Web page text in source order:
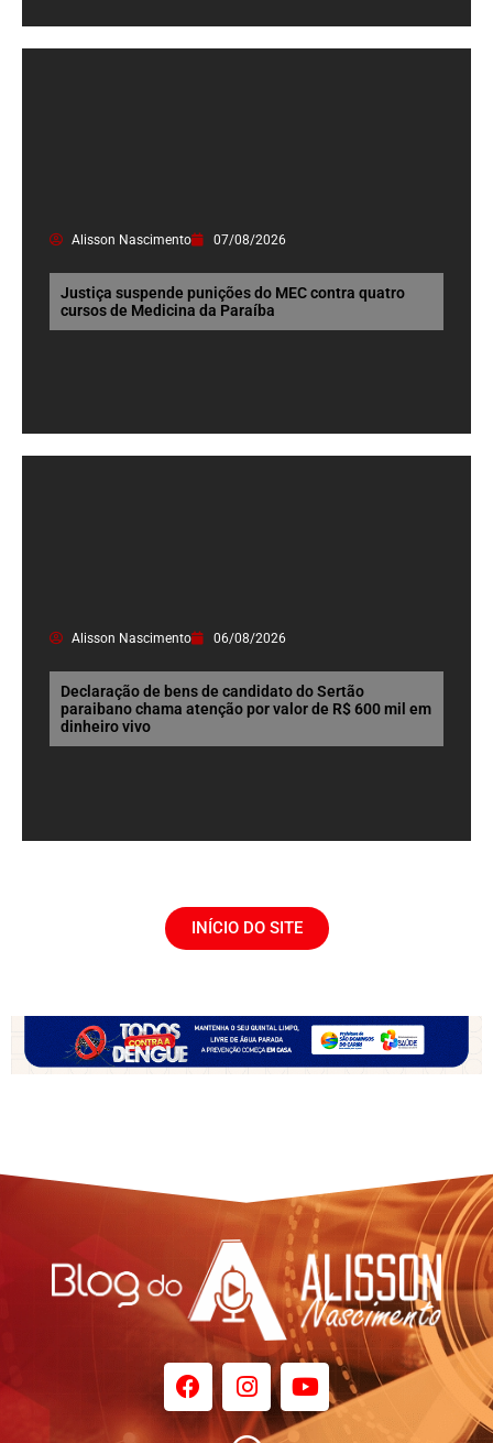
Alisson Nascimento 07/08/2026
Justiça suspende punições do MEC contra quatro
cursos de Medicina da Paraíba
Alisson Nascimento 06/08/2026
Declaração de bens de candidato do Sertão
paraibano chama atenção por valor de R$ 600 mil em
dinheiro vivo
INÍCIO DO SITE